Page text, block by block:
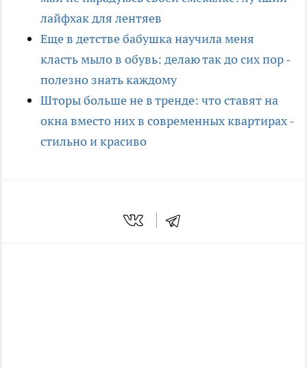
лайфхак для лентяев
Еще в детстве бабушка научила меня
класть мыло в обувь: делаю так до сих пор -
полезно знать каждому
Шторы больше не в тренде: что ставят на
окна вместо них в современных квартирах -
стильно и красиво